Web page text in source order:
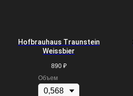
Hofbrauhaus Traunstein
Weissbier
890 ₽
Объем